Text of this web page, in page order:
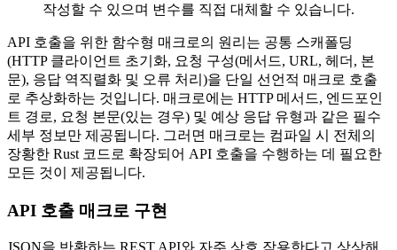
작성할 수 있으며 변수를 직접 대체할 수 있습니다.
API 호출을 위한 함수형 매크로의 원리는 공통 스캐폴딩
(HTTP 클라이언트 초기화, 요청 구성(메서드, URL, 헤더, 본
문), 응답 역직렬화 및 오류 처리)을 단일 선언적 매크로 호출
로 추상화하는 것입니다. 매크로에는 HTTP 메서드, 엔드포인
트 경로, 요청 본문(있는 경우) 및 예상 응답 유형과 같은 필수
세부 정보만 제공됩니다. 그러면 매크로는 컴파일 시 전체의
장황한 Rust 코드로 확장되어 API 호출을 수행하는 데 필요한
모든 것이 제공됩니다.
API 호출 매크로 구현